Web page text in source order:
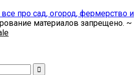
все про сад, огород, фермерство и
материалов запрещено. ~